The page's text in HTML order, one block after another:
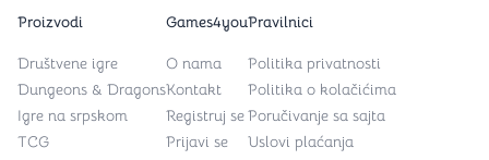
Proizvodi
Društvene igre
Dungeons & Dragons
Igre na srpskom
TCG
Games4you
O nama
Kontakt
Registruj se
Prijavi se
Pravilnici
Politika privatnosti
Politika o kolačićima
Poručivanje sa sajta
Uslovi plaćanja